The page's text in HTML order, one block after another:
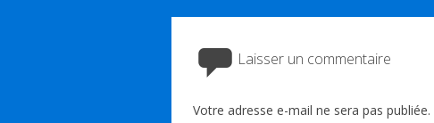
Laisser un commentaire
Votre adresse e-mail ne sera pas publiée.